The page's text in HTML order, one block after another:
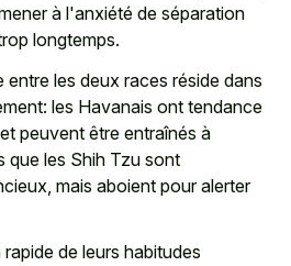
à l'anxiété de séparation
longtemps.
entre les deux races réside dans
les Havanais ont tendance
peuvent être entraînés à
que les Shih Tzu sont
mais aboient pour alerter
de leurs habitudes